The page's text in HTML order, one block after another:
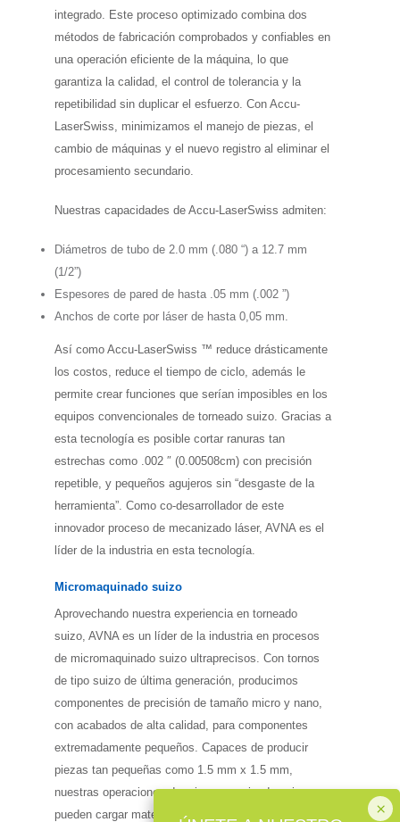
integrado. Este proceso optimizado combina dos
métodos de fabricación comprobados y confiables en
una operación eficiente de la máquina, lo que
garantiza la calidad, el control de tolerancia y la
repetibilidad sin duplicar el esfuerzo. Con Accu-
LaserSwiss, minimizamos el manejo de piezas, el
cambio de máquinas y el nuevo registro al eliminar el
procesamiento secundario.
Nuestras capacidades de Accu-LaserSwiss admiten:
Diámetros de tubo de 2.0 mm (.080 “) a 12.7 mm
(1/2”)
Espesores de pared de hasta .05 mm (.002 ”)
Anchos de corte por láser de hasta 0,05 mm.
Así como Accu-LaserSwiss ™ reduce drásticamente
los costos, reduce el tiempo de ciclo, además le
permite crear funciones que serían imposibles en los
equipos convencionales de torneado suizo. Gracias a
esta tecnología es posible cortar ranuras tan
estrechas como .002 ″ (0.00508cm) con precisión
repetible, y pequeños agujeros sin “desgaste de la
herramienta”. Como co-desarrollador de este
innovador proceso de mecanizado láser, AVNA es el
líder de la industria en esta tecnología.
Micromaquinado suizo
Aprovechando nuestra experiencia en torneado
suizo, AVNA es un líder de la industria en procesos
de micromaquinado suizo ultraprecisos. Con tornos
de tipo suizo de última generación, producimos
componentes de precisión de tamaño micro y nano,
con acabados de alta calidad, para componentes
extremadamente pequeños. Capaces de producir
piezas tan pequeñas como 1.5 mm x 1.5 mm,
nuestras operaciones de micromecanizado suizo
pueden cargar material de barras tan pequeño como